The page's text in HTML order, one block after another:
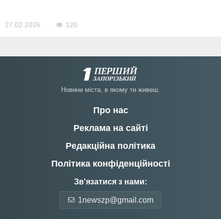
27.02.2026 120
Новини мiста, в якому ти живеш.
Про нас
Реклама на сайті
Редакційна політика
Політика конфіденційності
Зв'язатися з нами:
1newszp@gmail.com